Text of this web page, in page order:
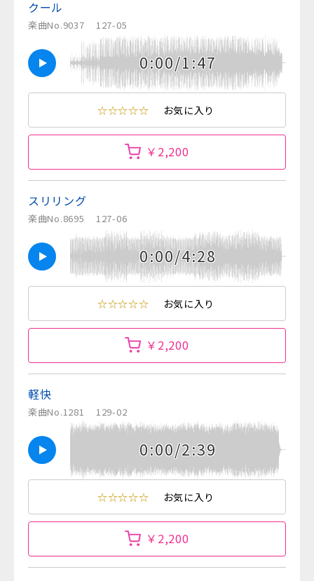
クール
楽曲No.9037 127-05
0:00/1:47
☆☆☆☆☆ お気に入り
￥2,200
スリリング
楽曲No.8695 127-06
0:00/4:28
☆☆☆☆☆ お気に入り
￥2,200
軽快
楽曲No.1281 129-02
0:00/2:39
☆☆☆☆☆ お気に入り
￥2,200